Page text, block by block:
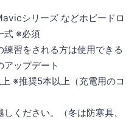
シリーズ などホビードロ
式 ※必須
練習をされる方は使用できる
ップデート
※推奨5本以上（充電用のコ
ください。（冬は防寒具、